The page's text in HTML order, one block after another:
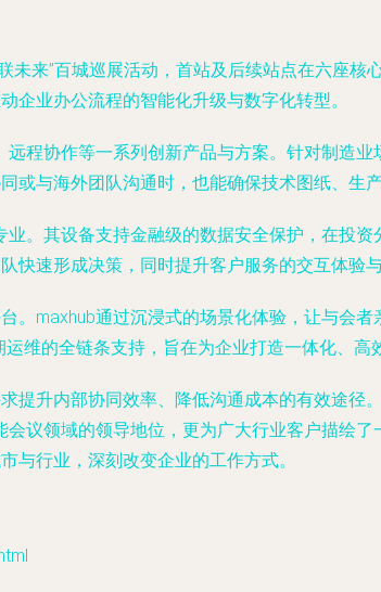
未来”百城巡展活动，首站及后续站点在六座
企业办公流程的智能化升级与数字化转型。
程协作等一系列创新产品与方案。针对制造
与海外团队沟通时，也能确保技术图纸、生
。其设备支持金融级的数据安全保护，在投
速形成决策，同时提升客户服务的交互体验与
maxhub通过沉浸式的场景化体验，让与会者
维的全链条支持，旨在为企业打造一体化、高
提升内部协同效率、降低沟通成本的有效途径
议领域的领导地位，更为广大行业客户描绘
与行业，深刻改变企业的工作方式。